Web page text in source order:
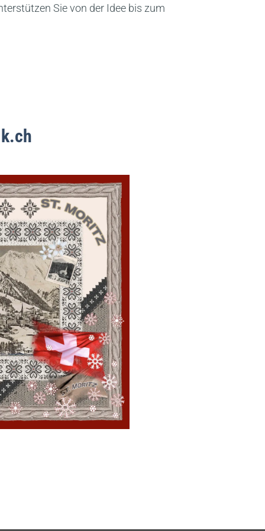
Sie von der Idee bis zum